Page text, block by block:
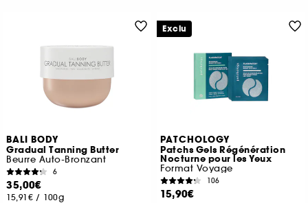
BALI BODY
Gradual Tanning Butter
Beurre Auto-Bronzant
6
35,00€
15,91€ / 100g
PATCHOLOGY
Patchs Gels Régénération
Nocturne pour les Yeux
Format Voyage
106
15,90€
Exclu